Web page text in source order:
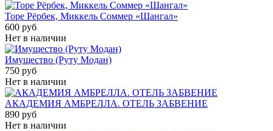
Торе Рёрбек, Миккель Соммер «Шангал»
600 руб
Нет в наличии
Имущество (Руту Модан)
750 руб
Нет в наличии
АКАДЕМИЯ АМБРЕЛЛА. ОТЕЛЬ ЗАБВЕНИЕ
890 руб
Нет в наличии